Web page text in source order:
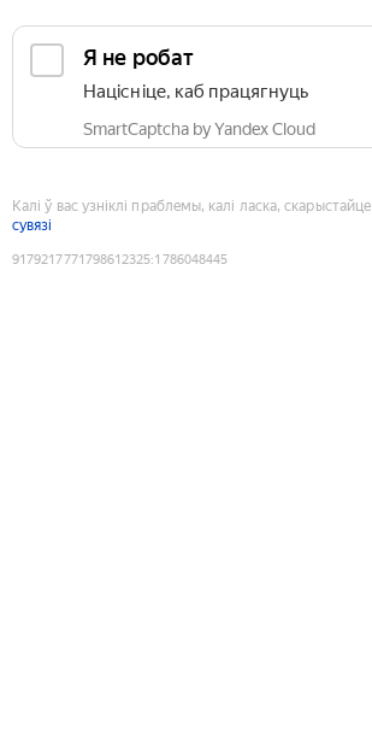
Я не робат
Націсніце, каб працягнуць
SmartCaptcha by Yandex Cloud
Калі ў вас узніклі праблемы, калі ласка, скарыстайце
сувязі
9179217771798612325:1786048445